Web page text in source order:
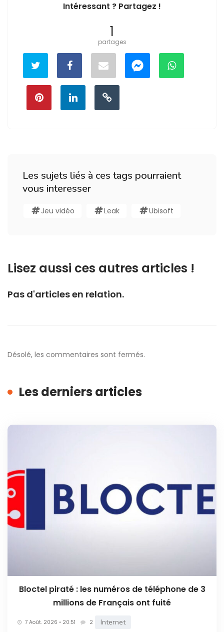
Intéressant ? Partagez !
1
partages
Les sujets liés à ces tags pourraient
vous interesser
Jeu vidéo Leak Ubisoft
Lisez aussi ces autres articles !
Pas d'articles en relation.
Désolé, les commentaires sont fermés.
Les derniers articles
Bloctel piraté : les numéros de téléphone de 3
millions de Français ont fuité
7 Août. 2026 • 20:51 2 Internet